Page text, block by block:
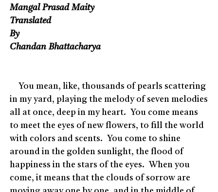
Mangal Prasad Maity
Translated
By
Chandan Bhattacharya
You mean, like, thousands of pearls scattering
in my yard, playing the melody of seven melodies
all at once, deep in my heart. You come means
to meet the eyes of new flowers, to fill the world
with colors and scents. You come to shine
around in the golden sunlight, the flood of
happiness in the stars of the eyes. When you
come, it means that the clouds of sorrow are